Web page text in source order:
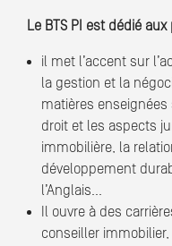
Le BTS PI est dédié
il met l’accent sur
la gestion et la
matières
droit et les aspects
immobilière, la
développement
l’Anglais…
Il ouvre à des
conseiller